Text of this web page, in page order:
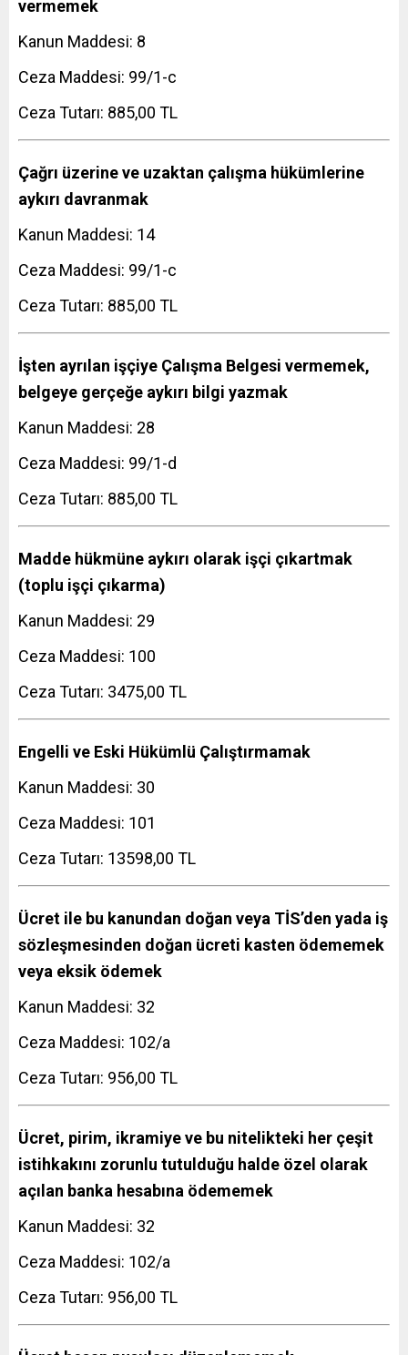
vermemek
Kanun Maddesi: 8
Ceza Maddesi: 99/1-c
Ceza Tutarı: 885,00 TL
Çağrı üzerine ve uzaktan çalışma hükümlerine
aykırı davranmak
Kanun Maddesi: 14
Ceza Maddesi: 99/1-c
Ceza Tutarı: 885,00 TL
İşten ayrılan işçiye Çalışma Belgesi vermemek,
belgeye gerçeğe aykırı bilgi yazmak
Kanun Maddesi: 28
Ceza Maddesi: 99/1-d
Ceza Tutarı: 885,00 TL
Madde hükmüne aykırı olarak işçi çıkartmak
(toplu işçi çıkarma)
Kanun Maddesi: 29
Ceza Maddesi: 100
Ceza Tutarı: 3475,00 TL
Engelli ve Eski Hükümlü Çalıştırmamak
Kanun Maddesi: 30
Ceza Maddesi: 101
Ceza Tutarı: 13598,00 TL
Ücret ile bu kanundan doğan veya TİS’den yada iş
sözleşmesinden doğan ücreti kasten ödememek
veya eksik ödemek
Kanun Maddesi: 32
Ceza Maddesi: 102/a
Ceza Tutarı: 956,00 TL
Ücret, pirim, ikramiye ve bu nitelikteki her çeşit
istihkakını zorunlu tutulduğu halde özel olarak
açılan banka hesabına ödememek
Kanun Maddesi: 32
Ceza Maddesi: 102/a
Ceza Tutarı: 956,00 TL